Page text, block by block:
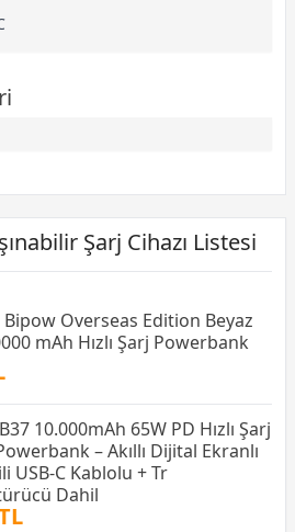
Şarj Cihazı Listesi
Bipow Overseas Edition Beyaz
mAh Hızlı Şarj Powerbank
10.000mAh 65W PD Hızlı Şarj
– Akıllı Dijital Ekranlı
USB-C Kablolu + Tr
Dahil